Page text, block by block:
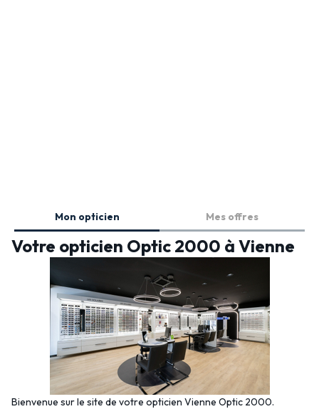
Mon opticien Mes offres
Votre opticien Optic 2000 à Vienne
Bienvenue sur le site de votre opticien Vienne Optic 2000.